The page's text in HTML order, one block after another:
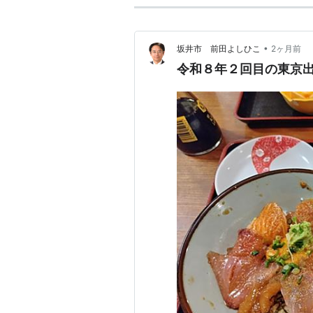
坂井市 前田よしひこ • 2ヶ月前
令和８年２回目の東京